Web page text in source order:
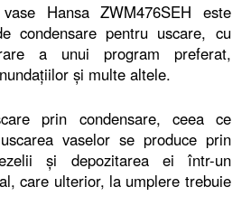
Hansa ZWM476SEH este
condensare pentru uscare, cu
a unui program preferat,
și multe altele.
prin condensare, ceea ce
vaselor se produce prin
și depozitarea ei într-un
care ulterior, la umplere trebuie